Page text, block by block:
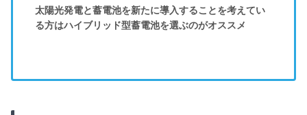
太陽光発電と蓄電池を新たに導入することを考えてい
る方はハイブリッド型蓄電池を選ぶのがオススメ